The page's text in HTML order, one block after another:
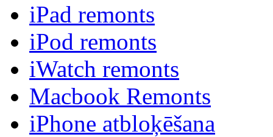
iPad remonts
iPod remonts
iWatch remonts
Macbook Remonts
iPhone atbloķēšana